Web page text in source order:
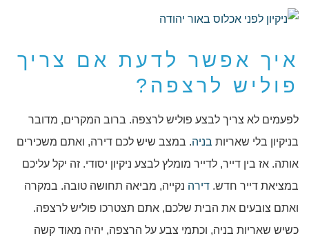
איך אפשר לדעת אם צריך
פוליש לרצפה?
לפעמים לא צריך לבצע פוליש לרצפה. ברוב המקרים, מדובר
בניקיון בלי שאריות בניה. במצב שיש לכם דירה, ואתם משכירים
אותה. אז בין דייר, לדייר מומלץ לבצע ניקיון יסודי. זה יקל עליכם
במציאת דייר חדש. דירה נקייה, מביאה תחושה טובה. במקרה
ואתם צובעים את הבית שלכם, אתם תצטרכו פוליש לרצפה.
כשיש שאריות בניה, וכתמי צבע על הרצפה, יהיה מאוד קשה